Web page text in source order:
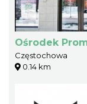
Ośrodek
Częstochowa
0.14 km